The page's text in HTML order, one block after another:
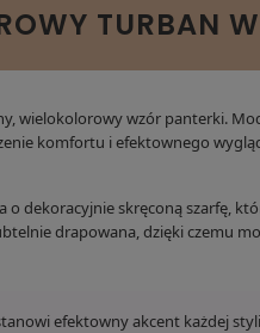
TURBAN
wielokolorowy wzór panterki.
komfortu i efektownego
o dekoracyjnie skręconą szarfę,
drapowana, dzięki czemu
efektowny akcent każdej